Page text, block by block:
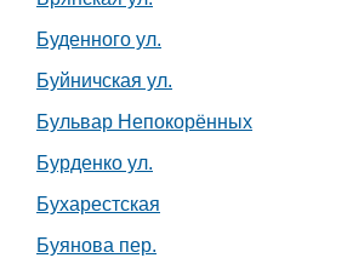
Буденного ул.
Буйничская ул.
Бульвар Непокорённых
Бурденко ул.
Бухарестская
Буянова пер.